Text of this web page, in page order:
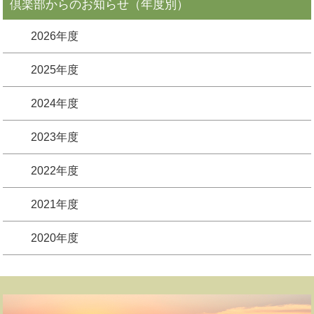
倶楽部からのお知らせ（年度別）
2026年度
2025年度
2024年度
2023年度
2022年度
2021年度
2020年度